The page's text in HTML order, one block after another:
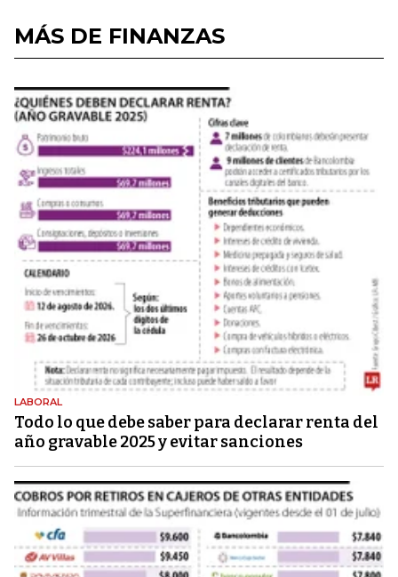
MÁS DE FINANZAS
LABORAL
Todo lo que debe saber para declarar renta del
año gravable 2025 y evitar sanciones